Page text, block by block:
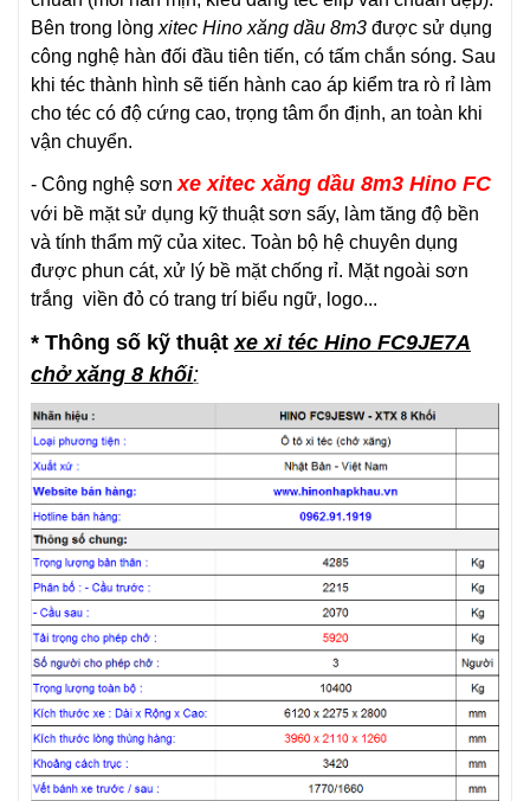
Bên trong lòng xitec Hino xăng dầu 8m3 được sử dụng
công nghệ hàn đối đầu tiên tiến, có tấm chắn sóng. Sau
khi téc thành hình sẽ tiến hành cao áp kiểm tra rò rỉ làm
cho téc có độ cứng cao, trọng tâm ổn định, an toàn khi
vận chuyển.
- Công nghệ sơn xe xitec xăng dầu 8m3 Hino FC
với bề mặt sử dụng kỹ thuật sơn sấy, làm tăng độ bền
và tính thẩm mỹ của xitec. Toàn bộ hệ chuyên dụng
được phun cát, xử lý bề mặt chống rỉ. Mặt ngoài sơn
trắng viền đỏ có trang trí biểu ngữ, logo...
* Thông số kỹ thuậtxe xi téc Hino FC9JE7A
chở xăng 8 khối: